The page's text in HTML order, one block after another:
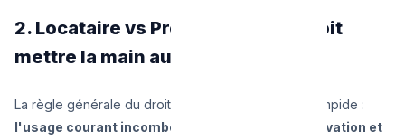
2. Locataire vs Propriétaire : qui doit
mettre la main au portefeuille ?
La règle générale du droit du bail en Belgique est limpide :
l'usage courant incombe au locataire, la conservation et